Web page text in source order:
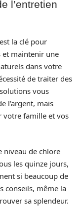
l’entretien
la clé pour
et maintenir une
dans votre
de traiter des
vous
l’argent, mais
votre famille et vos
niveau de chlore
les quinze jours,
si beaucoup de
conseils, même la
sa splendeur.